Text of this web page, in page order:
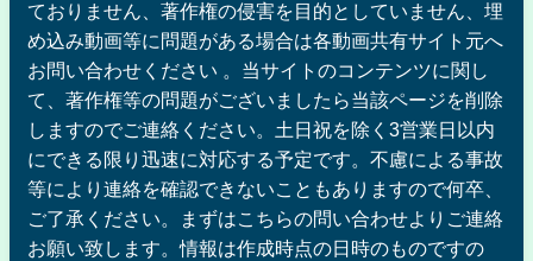
ておりません、著作権の侵害を目的としていません、埋
め込み動画等に問題がある場合は各動画共有サイト元へ
お問い合わせください 。当サイトのコンテンツに関し
て、著作権等の問題がございましたら当該ページを削除
しますのでご連絡ください。土日祝を除く3営業日以内
にできる限り迅速に対応する予定です。不慮による事故
等により連絡を確認できないこともありますので何卒、
ご了承ください。まずはこちらの問い合わせよりご連絡
お願い致します。情報は作成時点の日時のものですの